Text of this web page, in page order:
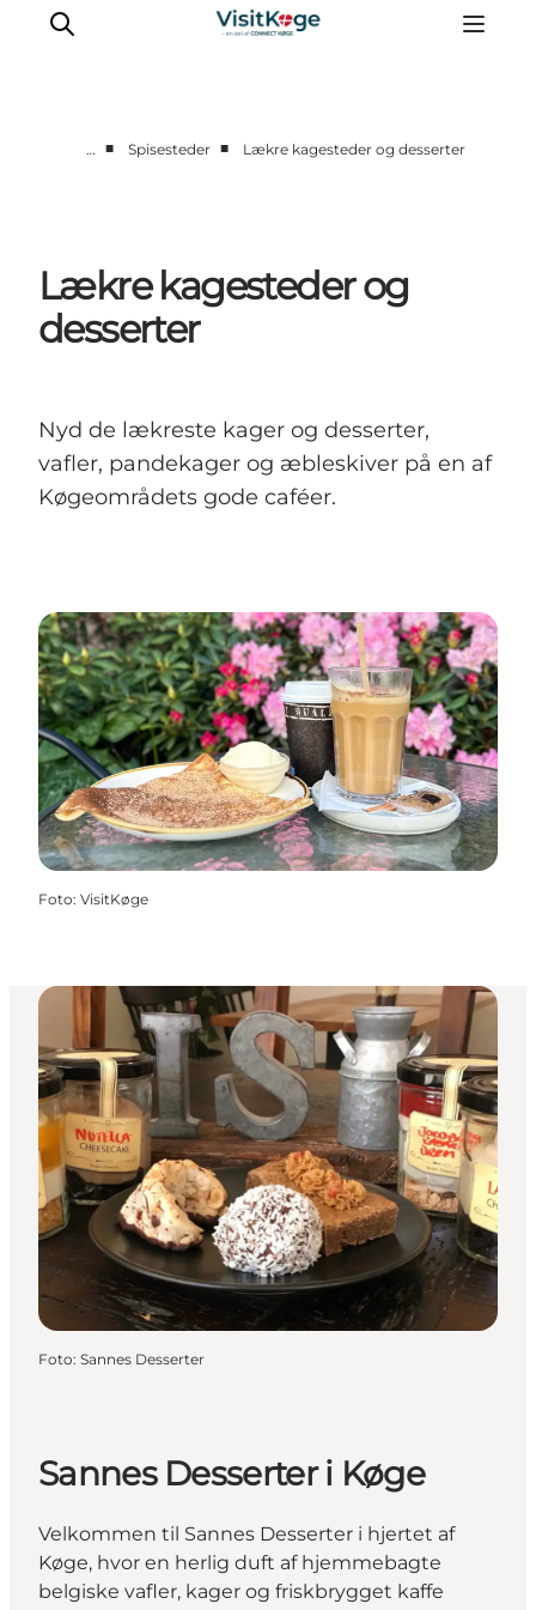
Kano
Det sker
Spisesteder
… ■ Spisesteder ■ Lækre kagesteder og desserter
Lækre kagesteder og
desserter
Nyd de lækreste kager og desserter,
vafler, pandekager og æbleskiver på en af
Køgeområdets gode caféer.
Foto: VisitKøge
Foto: Sannes Desserter
Sannes Desserter i Køge
Velkommen til Sannes Desserter i hjertet af
Køge, hvor en herlig duft af hjemmebagte
belgiske vafler, kager og friskbrygget kaffe